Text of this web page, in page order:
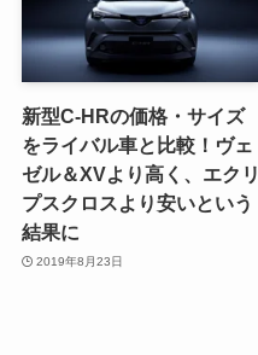
新型C-HRの価格・サイズ
をライバル車と比較！ヴェ
ゼル＆XVより高く、エクリ
プスクロスより安いという
結果に
2019年8月23日